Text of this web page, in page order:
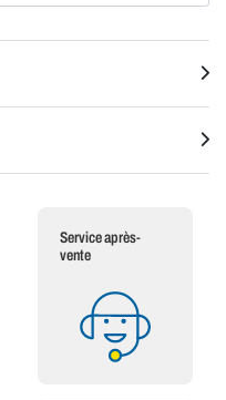
Service après-
vente